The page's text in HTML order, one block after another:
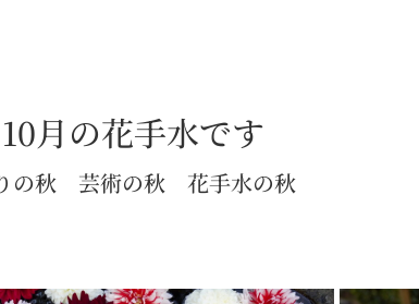
10月の花手水です
の秋 芸術の秋 花手水の秋